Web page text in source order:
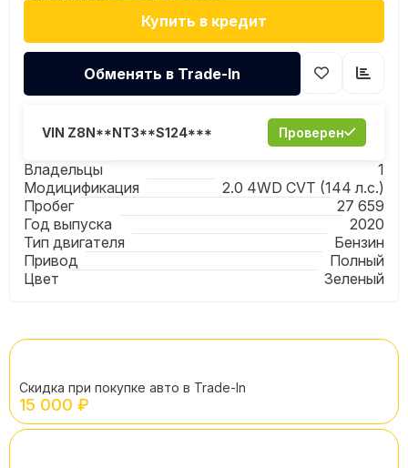
Купить в кредит
Обменять в Trade-In
VIN Z8N**NT3**S124*** Проверен
Владельцы
1
Модицификация
2.0 4WD CVT (144 л.с.)
Пробег
27 659
Год выпуска
2020
Тип двигателя
Бензин
Привод
Полный
Цвет
Зеленый
Скидка при покупке авто в Trade-In
15 000 ₽